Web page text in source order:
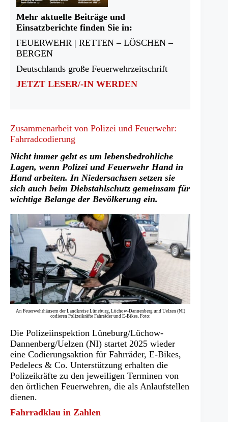
Mehr aktuelle Beiträge und
Einsatzberichte finden Sie in:
FEUERWEHR | RETTEN – LÖSCHEN –
BERGEN
Deutschlands große Feuerwehrzeitschrift
JETZT LESER/-IN WERDEN
Zusammenarbeit von Polizei und Feuerwehr:
Fahrradcodierung
Nicht immer geht es um lebensbedrohliche
Lagen, wenn Polizei und Feuerwehr Hand in
Hand arbeiten. In Niedersachsen setzen sie
sich auch beim Diebstahlschutz gemeinsam für
wichtige Belange der Bevölkerung ein.
An Feuerwehrhäusern der Landkreise Lüneburg, Lüchow-Dannenberg und Uelzen (NI)
codieren Polizeikräfte Fahrräder und E-Bikes. Foto:
Die Polizeiinspektion Lüneburg/Lüchow-
Dannenberg/Uelzen (NI) startet 2025 wieder
eine Codierungsaktion für Fahrräder, E-Bikes,
Pedelecs & Co. Unterstützung erhalten die
Polizeikräfte zu den jeweiligen Terminen von
den örtlichen Feuerwehren, die als Anlaufstellen
dienen.
Fahrradklau in Zahlen